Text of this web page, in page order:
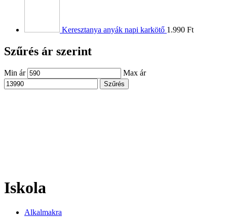
Keresztanya anyák napi karkötő 1.990 Ft
Szűrés ár szerint
Min ár Max ár
Szűrés
Iskola
Alkalmakra